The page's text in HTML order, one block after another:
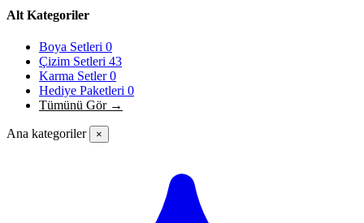
Alt Kategoriler
Boya Setleri 0
Çizim Setleri 43
Karma Setler0
Hediye Paketleri 0
Tümünü Gör →
Ana kategoriler ×